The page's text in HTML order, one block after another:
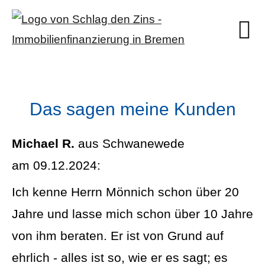
Das sagen meine Kunden
Michael R. aus Schwanewede
am 09.12.2024:
Ich kenne Herrn Mönnich schon über 20
Jahre und lasse mich schon über 10 Jahre
von ihm beraten. Er ist von Grund auf
ehrlich - alles ist so, wie er es sagt; es